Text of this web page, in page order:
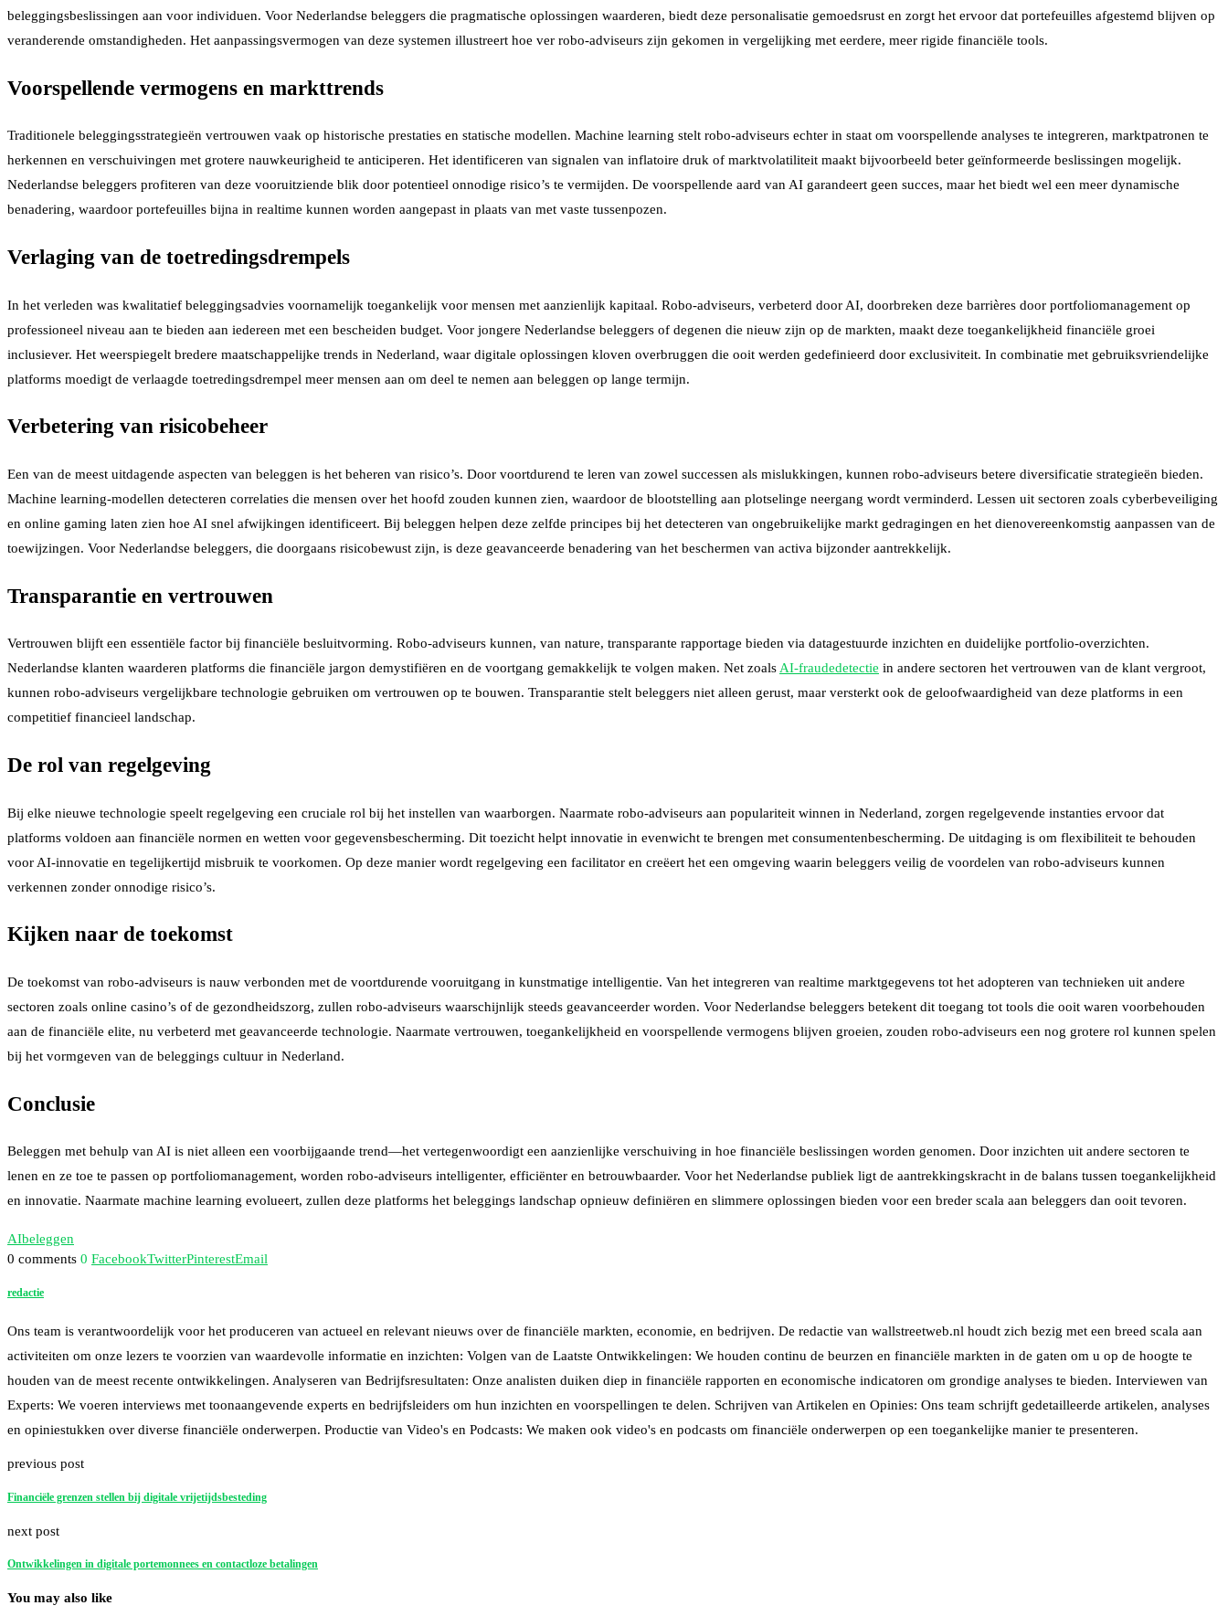
beleggingsbeslissingen aan voor individuen. Voor Nederlandse beleggers die pragmatische oplossingen waarderen, biedt deze personalisatie gemoedsrust en zorgt het ervoor dat portefeuilles afgestemd blijven op
veranderende omstandigheden. Het aanpassingsvermogen van deze systemen illustreert hoe ver robo-adviseurs zijn gekomen in vergelijking met eerdere, meer rigide financiële tools.
Voorspellende vermogens en markttrends
Traditionele beleggingsstrategieën vertrouwen vaak op historische prestaties en statische modellen. Machine learning stelt robo-adviseurs echter in staat om voorspellende analyses te integreren, marktpatronen te
herkennen en verschuivingen met grotere nauwkeurigheid te anticiperen. Het identificeren van signalen van inflatoire druk of marktvolatiliteit maakt bijvoorbeeld beter geïnformeerde beslissingen mogelijk.
Nederlandse beleggers profiteren van deze vooruitziende blik door potentieel onnodige risico’s te vermijden. De voorspellende aard van AI garandeert geen succes, maar het biedt wel een meer dynamische
benadering, waardoor portefeuilles bijna in realtime kunnen worden aangepast in plaats van met vaste tussenpozen.
Verlaging van de toetredingsdrempels
In het verleden was kwalitatief beleggingsadvies voornamelijk toegankelijk voor mensen met aanzienlijk kapitaal. Robo-adviseurs, verbeterd door AI, doorbreken deze barrières door portfoliomanagement op
professioneel niveau aan te bieden aan iedereen met een bescheiden budget. Voor jongere Nederlandse beleggers of degenen die nieuw zijn op de markten, maakt deze toegankelijkheid financiële groei
inclusiever. Het weerspiegelt bredere maatschappelijke trends in Nederland, waar digitale oplossingen kloven overbruggen die ooit werden gedefinieerd door exclusiviteit. In combinatie met gebruiksvriendelijke
platforms moedigt de verlaagde toetredingsdrempel meer mensen aan om deel te nemen aan beleggen op lange termijn.
Verbetering van risicobeheer
Een van de meest uitdagende aspecten van beleggen is het beheren van risico’s. Door voortdurend te leren van zowel successen als mislukkingen, kunnen robo-adviseurs betere diversificatie strategieën bieden.
Machine learning-modellen detecteren correlaties die mensen over het hoofd zouden kunnen zien, waardoor de blootstelling aan plotselinge neergang wordt verminderd. Lessen uit sectoren zoals cyberbeveiliging
en online gaming laten zien hoe AI snel afwijkingen identificeert. Bij beleggen helpen deze zelfde principes bij het detecteren van ongebruikelijke markt gedragingen en het dienovereenkomstig aanpassen van de
toewijzingen. Voor Nederlandse beleggers, die doorgaans risicobewust zijn, is deze geavanceerde benadering van het beschermen van activa bijzonder aantrekkelijk.
Transparantie en vertrouwen
Vertrouwen blijft een essentiële factor bij financiële besluitvorming. Robo-adviseurs kunnen, van nature, transparante rapportage bieden via datagestuurde inzichten en duidelijke portfolio-overzichten.
Nederlandse klanten waarderen platforms die financiële jargon demystifiëren en de voortgang gemakkelijk te volgen maken. Net zoalsAI-fraudedetectie in andere sectoren het vertrouwen van de klant vergroot,
kunnen robo-adviseurs vergelijkbare technologie gebruiken om vertrouwen op te bouwen. Transparantie stelt beleggers niet alleen gerust, maar versterkt ook de geloofwaardigheid van deze platforms in een
competitief financieel landschap.
De rol van regelgeving
Bij elke nieuwe technologie speelt regelgeving een cruciale rol bij het instellen van waarborgen. Naarmate robo-adviseurs aan populariteit winnen in Nederland, zorgen regelgevende instanties ervoor dat
platforms voldoen aan financiële normen en wetten voor gegevensbescherming. Dit toezicht helpt innovatie in evenwicht te brengen met consumentenbescherming. De uitdaging is om flexibiliteit te behouden
voor AI-innovatie en tegelijkertijd misbruik te voorkomen. Op deze manier wordt regelgeving een facilitator en creëert het een omgeving waarin beleggers veilig de voordelen van robo-adviseurs kunnen
verkennen zonder onnodige risico’s.
Kijken naar de toekomst
De toekomst van robo-adviseurs is nauw verbonden met de voortdurende vooruitgang in kunstmatige intelligentie. Van het integreren van realtime marktgegevens tot het adopteren van technieken uit andere
sectoren zoals online casino’s of de gezondheidszorg, zullen robo-adviseurs waarschijnlijk steeds geavanceerder worden. Voor Nederlandse beleggers betekent dit toegang tot tools die ooit waren voorbehouden
aan de financiële elite, nu verbeterd met geavanceerde technologie. Naarmate vertrouwen, toegankelijkheid en voorspellende vermogens blijven groeien, zouden robo-adviseurs een nog grotere rol kunnen spelen
bij het vormgeven van de beleggings cultuur in Nederland.
Conclusie
Beleggen met behulp van AI is niet alleen een voorbijgaande trend—het vertegenwoordigt een aanzienlijke verschuiving in hoe financiële beslissingen worden genomen. Door inzichten uit andere sectoren te
lenen en ze toe te passen op portfoliomanagement, worden robo-adviseurs intelligenter, efficiënter en betrouwbaarder. Voor het Nederlandse publiek ligt de aantrekkingskracht in de balans tussen toegankelijkheid
en innovatie. Naarmate machine learning evolueert, zullen deze platforms het beleggings landschap opnieuw definiëren en slimmere oplossingen bieden voor een breder scala aan beleggers dan ooit tevoren.
AIbeleggen
0 comments 0 FacebookTwitterPinterestEmail
redactie
Ons team is verantwoordelijk voor het produceren van actueel en relevant nieuws over de financiële markten, economie, en bedrijven. De redactie van wallstreetweb.nl houdt zich bezig met een breed scala aan
activiteiten om onze lezers te voorzien van waardevolle informatie en inzichten: Volgen van de Laatste Ontwikkelingen: We houden continu de beurzen en financiële markten in de gaten om u op de hoogte te
houden van de meest recente ontwikkelingen. Analyseren van Bedrijfsresultaten: Onze analisten duiken diep in financiële rapporten en economische indicatoren om grondige analyses te bieden. Interviewen van
Experts: We voeren interviews met toonaangevende experts en bedrijfsleiders om hun inzichten en voorspellingen te delen. Schrijven van Artikelen en Opinies: Ons team schrijft gedetailleerde artikelen, analyses
en opiniestukken over diverse financiële onderwerpen. Productie van Video's en Podcasts: We maken ook video's en podcasts om financiële onderwerpen op een toegankelijke manier te presenteren.
previous post
Financiële grenzen stellen bij digitale vrijetijdsbesteding
next post
Ontwikkelingen in digitale portemonnees en contactloze betalingen
You may also like